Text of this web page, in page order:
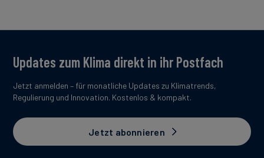
Updates zum Klima direkt in ihr Postfach
Jetzt anmelden – für monatliche Updates zu Klimatrends,
Regulierung und Innovation. Kostenlos & kompakt.
Jetzt abonnieren